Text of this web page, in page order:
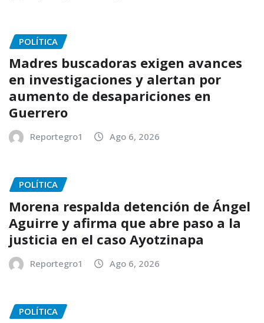
POLÍTICA
Madres buscadoras exigen avances
en investigaciones y alertan por
aumento de desapariciones en
Guerrero
Reportegro1 Ago 6, 2026
POLÍTICA
Morena respalda detención de Ángel
Aguirre y afirma que abre paso a la
justicia en el caso Ayotzinapa
Reportegro1 Ago 6, 2026
POLÍTICA